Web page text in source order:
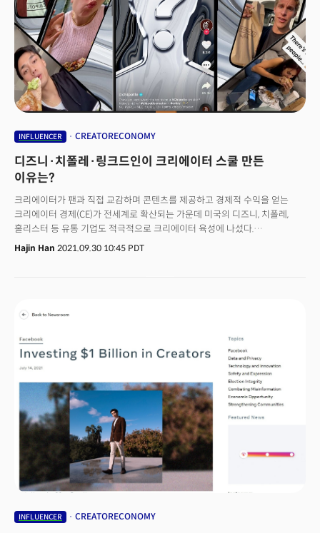
INFLUENCER CREATORECONOMY
디즈니·치폴레·링크드인이 크리에이터 스쿨 만든
이유는?
크리에이터가 팬과 직접 교감하며 콘텐츠를 제공하고 경제적 수익을 얻는
크리에이터 경제(CE)가 전세계로 확산되는 가운데 미국의 디즈니, 치폴레,
홀리스터 등 유통 기업도 적극적으로 크리에이터 육성에 나섰다.
페이스북이나 유튜브 등이 자사 플랫폼에 콘텐츠를 공급하는 크리에이터를
지원하는 것과 유사한 방법으로 브랜드를 강화하는데 도움을 주는
Hajin Han 2021.09.30 10:45 PDT
INFLUENCER CREATORECONOMY